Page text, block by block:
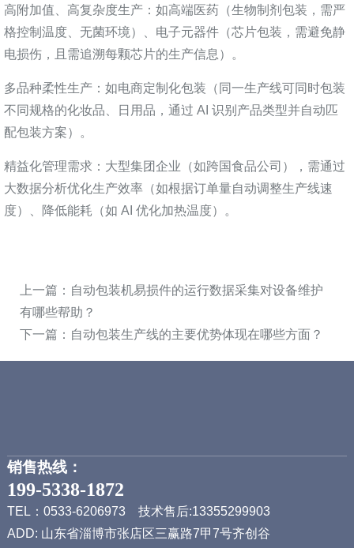
高附加值、高复杂度生产：如高端医药（生物制剂包装，需严
格控制温度、无菌环境）、电子元器件（芯片包装，需避免静
电损伤，且需追溯每颗芯片的生产信息）。
多品种柔性生产：如电商定制化包装（同一生产线可同时包装
不同规格的化妆品、日用品，通过 AI 识别产品类型并自动匹
配包装方案）。
精益化管理需求：大型集团企业（如跨国食品公司），需通过
大数据分析优化生产效率（如根据订单量自动调整生产线速
度）、降低能耗（如 AI 优化加热温度）。
上一篇： 自动包装机易损件的运行数据采集对设备维护
有哪些帮助？
下一篇： 自动包装生产线的主要优势体现在哪些方面？
销售热线：
199-5338-1872
TEL：0533-6206973 技术售后:13355299903
ADD: 山东省淄博市张店区三赢路7甲7号齐创谷